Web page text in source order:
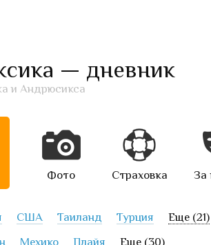
— дневник
и Андрюсикса
Фото Страховка За
США Таиланд Турция
Еще (21)
Мехико Плайя Еще (30)